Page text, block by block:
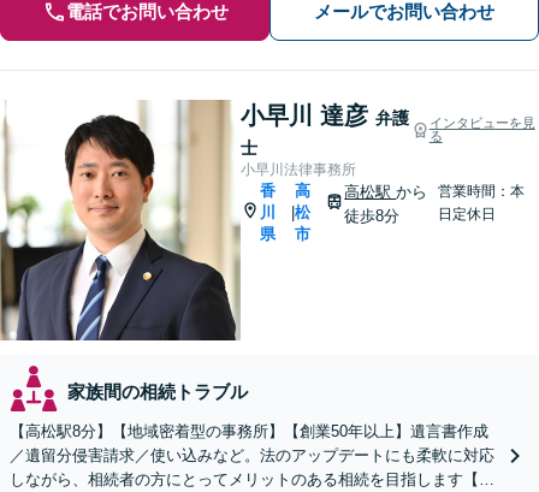
電話でお問い合わせ メールでお問い合わせ
小早川 達彦 弁護
士
インタビューを見
る
小早川法律事務所
香
川
県
高
松
市
高松駅から
徒歩8分
営業時間：本
日定休日
家族間の相続トラブル
【高松駅8分】【地域密着型の事務所】【創業50年以上】遺言書作成
／遺留分侵害請求／使い込みなど。法のアップデートにも柔軟に対応
しながら、相続者の方にとってメリットのある相続を目指します【休